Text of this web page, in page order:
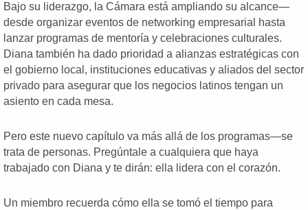
Bajo su liderazgo, la Cámara está ampliando su alcance—
desde organizar eventos de networking empresarial hasta
lanzar programas de mentoría y celebraciones culturales.
Diana también ha dado prioridad a alianzas estratégicas con
el gobierno local, instituciones educativas y aliados del sector
privado para asegurar que los negocios latinos tengan un
asiento en cada mesa.
Pero este nuevo capítulo va más allá de los programas—se
trata de personas. Pregúntale a cualquiera que haya
trabajado con Diana y te dirán: ella lidera con el corazón.
Un miembro recuerda cómo ella se tomó el tiempo para